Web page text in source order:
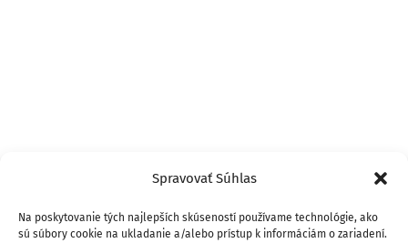
Spravovať Súhlas
Na poskytovanie tých najlepších skúseností používame technológie, ako
sú súbory cookie na ukladanie a/alebo prístup k informáciám o zariadení.